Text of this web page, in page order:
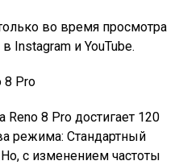
во время просмотра
Instagram и YouTube.
Reno 8 Pro достигает 120
режима: Стандартный
с изменением частоты